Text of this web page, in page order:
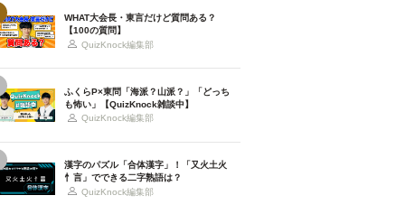
WHAT大会長・東言だけど質問ある？
【100の質問】
QuizKnock編集部
ふくらP×東問「海派？山派？」「どっち
も怖い」【QuizKnock雑談中】
QuizKnock編集部
漢字のパズル「合体漢字」！「又火土火
忄言」でできる二字熟語は？
QuizKnock編集部